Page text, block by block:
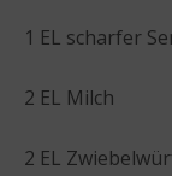
1 EL scharfer
2 EL Milch
2 EL